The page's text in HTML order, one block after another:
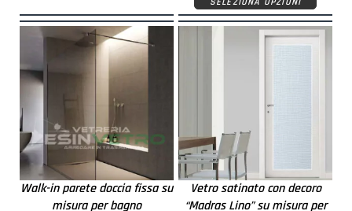
Walk-in parete doccia fissa su
misura per bagno
Vetro satinato con decoro
“Madras Lino” su misura per